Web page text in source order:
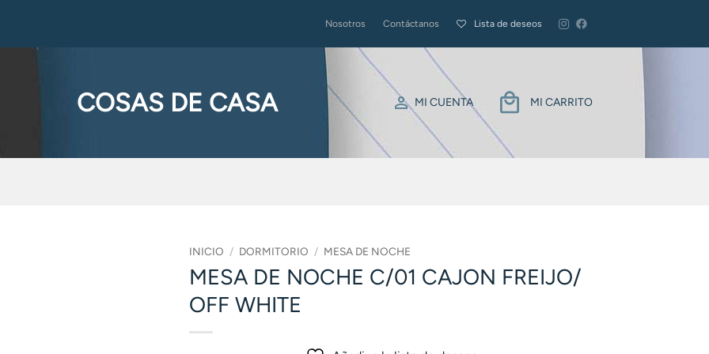
Nosotros Contáctanos Lista de deseos
COSAS DE CASA MI CUENTA MI CARRITO
INICIO / DORMITORIO / MESA DE NOCHE
MESA DE NOCHE C/01 CAJON FREIJO/
OFF WHITE